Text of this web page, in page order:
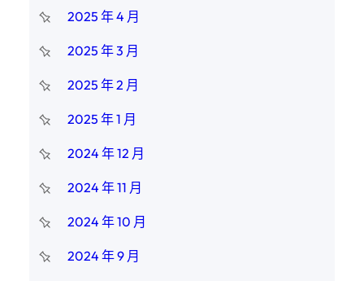
2025 年 4 月
2025 年 3 月
2025 年 2 月
2025 年 1 月
2024 年 12 月
2024 年 11 月
2024 年 10 月
2024 年 9 月